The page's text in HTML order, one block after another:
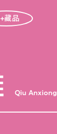
藏品
Qiu Anxiong